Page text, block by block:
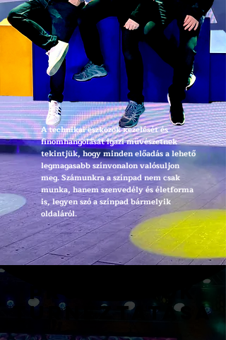
A technikai eszközök kezelését és
finomhangolását igazi művészetnek
tekintjük, hogy minden előadás a lehető
legmagasabb színvonalon valósuljon
meg. Számunkra a színpad nem csak
munka, hanem szenvedély és életforma
is, legyen szó a színpad bármelyik
oldaláról.
PRODUKCIÓK
TURNÉZTATÁSA
PRODUKCIÓK
TURNÉZTATÁSA